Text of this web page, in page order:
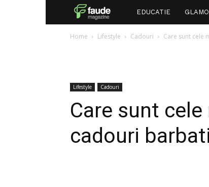
Faude
EDUCATIE
Home Lifestyle Cadouri Care sunt cele
Lifestyle Cadouri
Care sunt
cadouri